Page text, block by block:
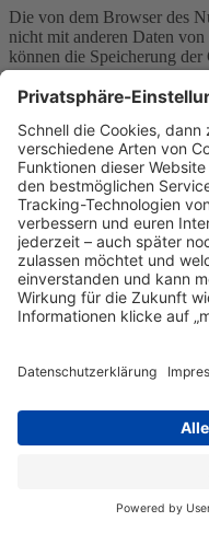
Die von dem Browser des
nicht mit anderen Daten
können die Speicherung
Einstellung ihrer Browser-
darüber hinaus die
sowie die Verarbeitung
indem sie das unter
herunterladen und
http://tools.google.com/
Weitere Informationen zur
Einstellungs- und
Datenschutzerklärung von
(https://
Einstellungen für die
Google (https://
Die personenbezogenen
Wir verwenden den Dienst
Google. "Google" ist eine
Firmen Google Ireland Ltd.
Barrow Street, Dublin 4,